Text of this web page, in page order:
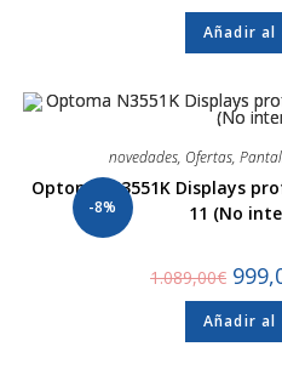
Añadir
-8%
novedades, Ofertas,
Optoma N3551K Displays
11 (No
1.089,00€
Añadir